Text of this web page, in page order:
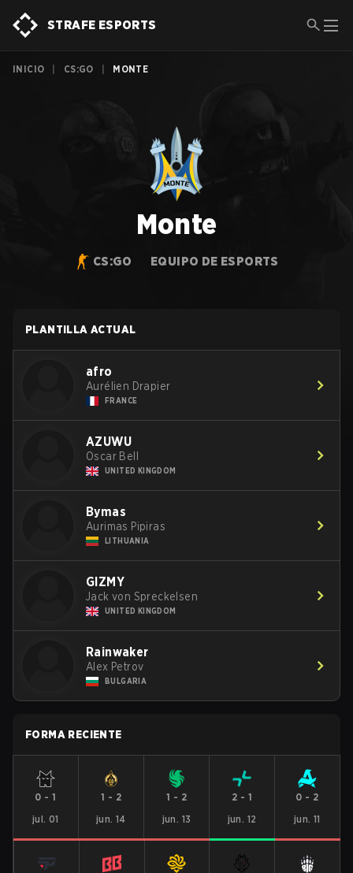
STRAFE ESPORTS
INICIO CS:GO MONTE
Monte
CS:GO EQUIPO DE ESPORTS
PLANTILLA ACTUAL
afro
Aurélien Drapier
FRANCE
AZUWU
Oscar Bell
UNITED KINGDOM
Bymas
Aurimas Pipiras
LITHUANIA
GIZMY
Jack von Spreckelsen
UNITED KINGDOM
Rainwaker
Alex Petrov
BULGARIA
FORMA RECIENTE
0 -1
jul. 01
1 - 2
jun. 14
1 - 2
jun. 13
2 - 1
jun. 12
0 - 2
jun. 11